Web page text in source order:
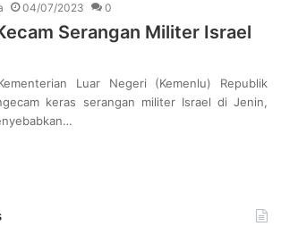
04/07/2023 0
Serangan Militer Israel
Luar Negeri (Kemenlu) Republik
keras serangan militer Israel di Jenin,